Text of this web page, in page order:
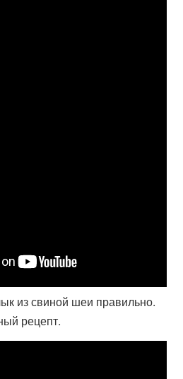
из свиной шеи правильно.
рецепт.